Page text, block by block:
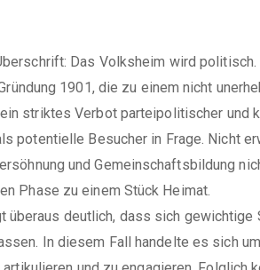
Das Volksheim wird
1901, die zu einem nicht
striktes Verbot parteipolitischer und
potentielle Besucher in Frage. Nicht
und Gemeinschaftsbildung
Phase zu einem Stück Heimat.
deutlich, dass sich
In diesem Fall handelte es sich